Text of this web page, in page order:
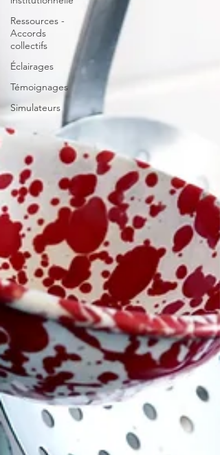
Ressources -
Accords
collectifs
Éclairages
Témoignages
Simulateurs